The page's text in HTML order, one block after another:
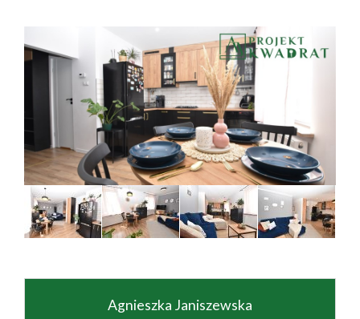
O
Kontakt
Agnieszka Janiszewska